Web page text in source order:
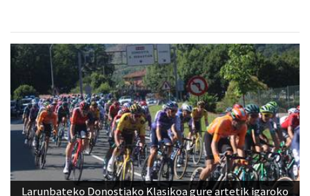
Larunbateko Donostiako Klasikoa gure artetik igaroko